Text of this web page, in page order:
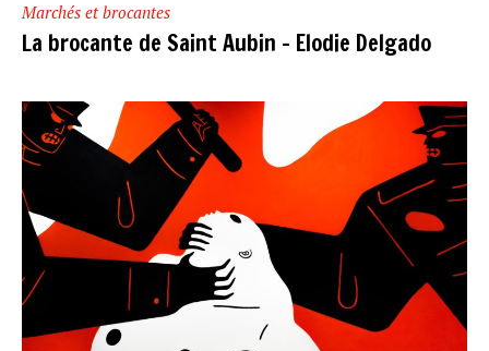
Marchés et brocantes
La brocante de Saint Aubin – Elodie Delgado